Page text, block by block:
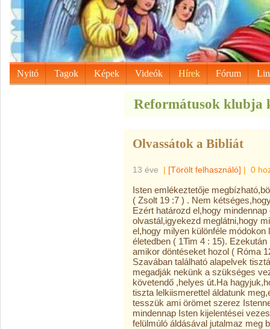
Nyitó Tagok Képek Videók Hírek Fórum
Reformátusok klubja
Olvassátok a Bibliát
13 éve | [Törölt felhasználó] | 0
Isten emlékeztetője
( Zsolt 19 :7 ) . Nem
Ezért határozd el,hogy
olvastál,igyekezd meglátni,hogy
el,hogy milyen különféle
életedben ( 1Tim 4 : 15).
amikor döntéseket hozol ( Róma
Szavában található alapelvek
megadják nekünk a szükséges
követendő ,helyes út.Ha
tiszta lelkiismerettel áldatunk
tesszük ami örömet szerez
mindennap Isten kijelentései
felülmúló áldásával jutalmaz meg